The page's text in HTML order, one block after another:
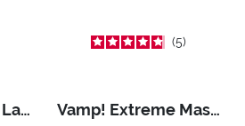
Vamp! Explosive Lashes Mascara
5
Vamp! Extreme Mascara